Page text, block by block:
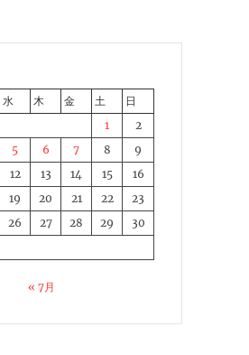
水 木 金 土
日
1
2
5 6 7 8
9
12 13 14 15
16
19 20 21 22
23
26 27 28 29
30
« 7月